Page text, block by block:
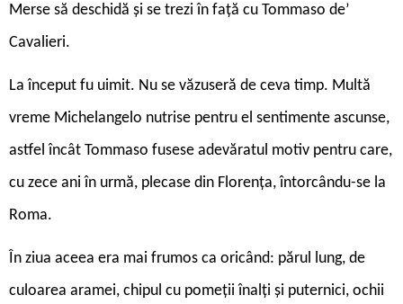
Merse să deschidă și se trezi în față cu Tommaso de’
Cavalieri.
La început fu uimit. Nu se văzuseră de ceva timp. Multă
vreme Michelangelo nutrise pentru el sentimente ascunse,
astfel încât Tommaso fusese adevăratul motiv pentru care,
cu zece ani în urmă, plecase din Florența, întorcându-se la
Roma.
În ziua aceea era mai frumos ca oricând: părul lung, de
culoarea aramei, chipul cu pomeții înalți și puternici, ochii